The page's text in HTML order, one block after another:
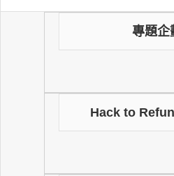
專題企
Hack to